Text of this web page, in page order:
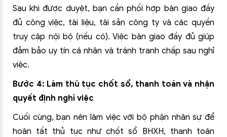
Sau khi được duyệt, bạn cần phối hợp bàn giao đầy
đủ công việc, tài liệu, tài sản công ty và các quyền
truy cập nội bộ (nếu có). Việc bàn giao đầy đủ giúp
đảm bảo uy tín cá nhân và tránh tranh chấp sau nghỉ
việc.
Bước 4: Làm thủ tục chốt sổ, thanh toán và nhận
quyết định nghỉ việc
Cuối cùng, bạn nên làm việc với bộ phận nhân sự để
hoàn tất thủ tục như chốt sổ BHXH, thanh toán